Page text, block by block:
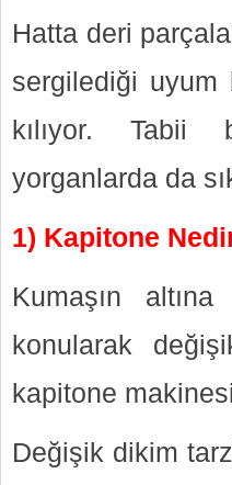
Hatta deri
sergilediği uyum
kılıyor. Tabii
yorganlarda da
1) Kapitone
Kumaşın
konularak
kapitone
Değişik dikim